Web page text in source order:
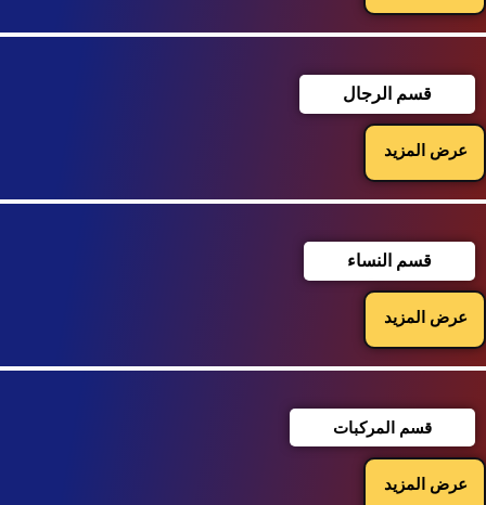
قسم الرجال
عرض المزيد
قسم النساء
عرض المزيد
قسم المركبات
عرض المزيد